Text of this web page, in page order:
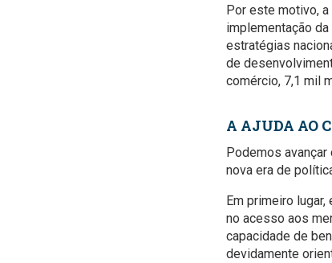
Por este motivo,
implementação
estratégias
de
comércio, 7,1 mil
A AJUDA AO
Podemos avançar
nova era de
Em primeiro
no acesso aos
capacidade de
devidamente